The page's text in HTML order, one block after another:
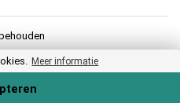
Meer informatie